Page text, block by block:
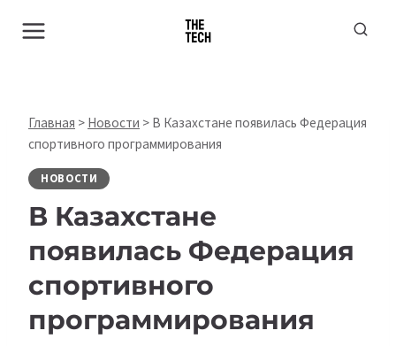
Главная > Новости > В Казахстане появилась Федерация
спортивного программирования
НОВОСТИ
В Казахстане
появилась Федерация
спортивного
программирования